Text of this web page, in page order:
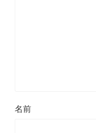
名前